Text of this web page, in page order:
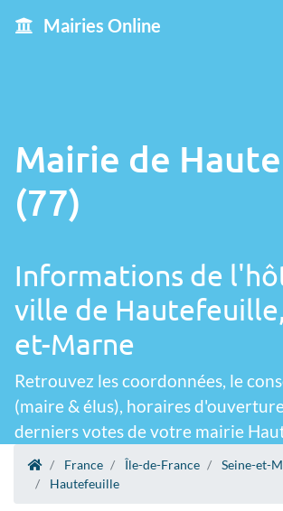
Mairies Online
Mairie de
(77)
Informations de
ville de
et-Marne
Retrouvez les coordonnées, le
(maire & élus), horaires
derniers votes de votre mairie
France Île-de-France
Seine-et-
Hautefeuille